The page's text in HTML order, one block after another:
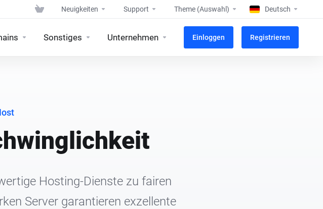
Neuigkeiten Support Theme (Auswahl) Deutsch
Sonstiges Unternehmen Einloggen Registrieren
Hosting-Dienste zu fairen
Server garantieren exzellente